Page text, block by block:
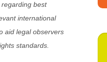
best
international
aid legal observers
standards.